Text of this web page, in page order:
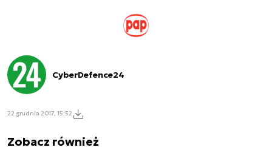
CyberDefence24
22 grudnia 2017, 15:52
Zobacz również